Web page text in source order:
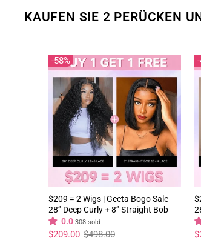
KAUFEN SIE 2 PERÜCKEN
58%
$209 = 2 Wigs | Geeta Bogo Sale
28” Deep Curly + 8” Straight Bob
Wig 13×4 Lace Flash Sale
0.0 308 sold
Normaler
Preis
$498.00
Sonderpreis
$209.00